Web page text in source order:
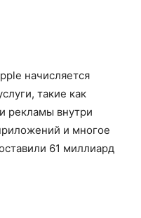
начисляется
такие как
рекламы внутри
и многое
61 миллиард